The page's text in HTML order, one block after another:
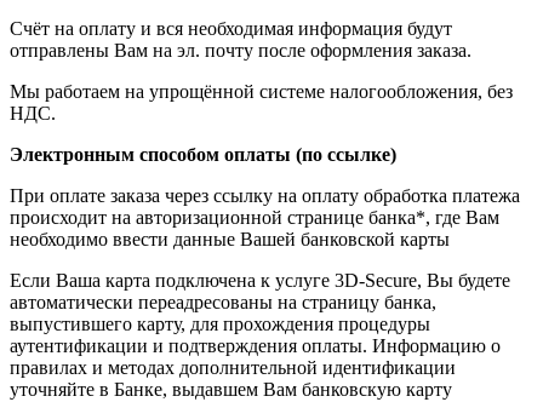
Счёт на оплату и вся необходимая информация будут
отправлены Вам на эл. почту после оформления заказа.
Мы работаем на упрощённой системе налогообложения, без
НДС.
Электронным способом оплаты (по ссылке)
При оплате заказа через ссылку на оплату обработка платежа
происходит на авторизационной странице банка*, где Вам
необходимо ввести данные Вашей банковской карты
Если Ваша карта подключена к услуге 3D-Secure, Вы будете
автоматически переадресованы на страницу банка,
выпустившего карту, для прохождения процедуры
аутентификации и подтверждения оплаты. Информацию о
правилах и методах дополнительной идентификации
уточняйте в Банке, выдавшем Вам банковскую карту